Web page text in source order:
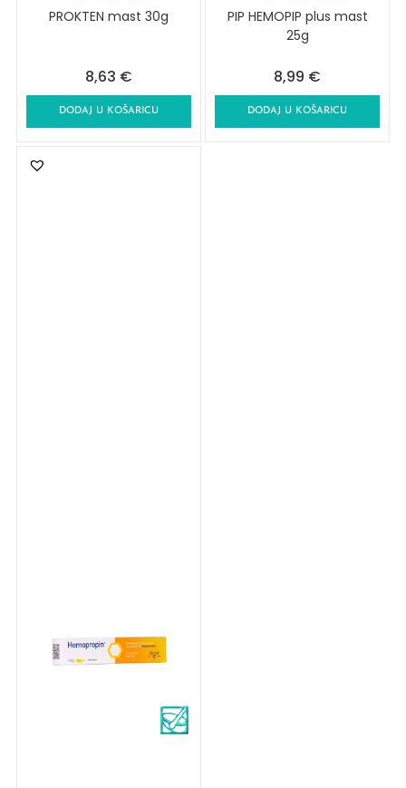
PROKTEN mast 30g
8,63 €
DODAJ U KOŠARICU
PIP HEMOPIP plus mast
25g
8,99 €
DODAJ U KOŠARICU